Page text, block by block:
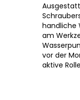
handliche
am
vor der
aktive